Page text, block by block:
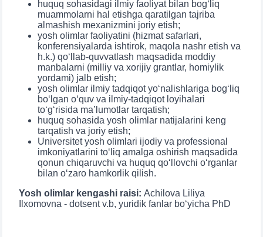
huquq sohasidagi ilmiy faoliyat bilan bog‘liq
muammolarni hal etishga qaratilgan tajriba
almashish mexanizmini joriy etish;
yosh olimlar faoliyatini (hizmat safarlari,
konferensiyalarda ishtirok, maqola nashr etish va
h.k.) qo‘llab-quvvatlash maqsadida moddiy
manbalarni (milliy va xorijiy grantlar, homiylik
yordami) jalb etish;
yosh olimlar ilmiy tadqiqot yo‘nalishlariga bog‘liq
bo‘lgan o‘quv va ilmiy-tadqiqot loyihalari
to‘g‘risida ma’lumotlar tarqatish;
huquq sohasida yosh olimlar natijalarini keng
tarqatish va joriy etish;
Universitet yosh olimlari ijodiy va professional
imkoniyatlarini to‘liq amalga oshirish maqsadida
qonun chiqaruvchi va huquq qo‘llovchi o‘rganlar
bilan o‘zaro hamkorlik qilish.
Yosh olimlar kengashi raisi: Achilova Liliya
Ilxomovna - dotsent v.b, yuridik fanlar bo‘yicha PhD